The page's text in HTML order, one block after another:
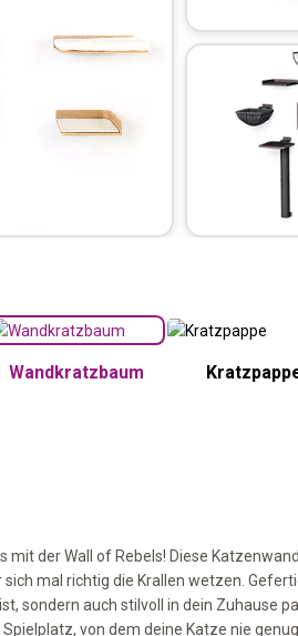
Wandkratzbaum
der Wall of Rebels! Diese
mal richtig die Krallen wetzen.
sondern auch stilvoll in dein Zuhause
von dem deine Katze nie